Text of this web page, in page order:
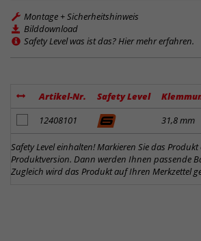
Montage + Sicherheitshinweis
Bilddownload
Safety Level was ist das? Hier mehr erfahren.
Artikel-Nr. Safety Level
Artikel zum Merkzettel hinzufügen
12408101 31,8 mm
Safety Level einhalten! Markieren Sie das
Produktversion. Dann werden Ihnen passende
Zugleich wird das Produkt auf Ihren Merkzettel